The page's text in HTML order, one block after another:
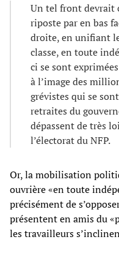
Un tel front devrait
riposte par en bas
droite, en unifiant
classe, en toute
ci se sont
à l’image des
grévistes qui se
retraites du
dépassent de très
l’électorat du NFP.
Or, la mobilisation
ouvrière «en toute
précisément de
présentent en amis du
les travailleurs